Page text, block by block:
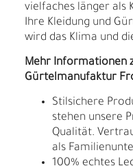
vielfaches länger als
Ihre Kleidung und
wird das Klima und
Mehr Informationen
Gürtelmanufaktur
Stilsichere
stehen unsere
Qualität.
als
100% echtes